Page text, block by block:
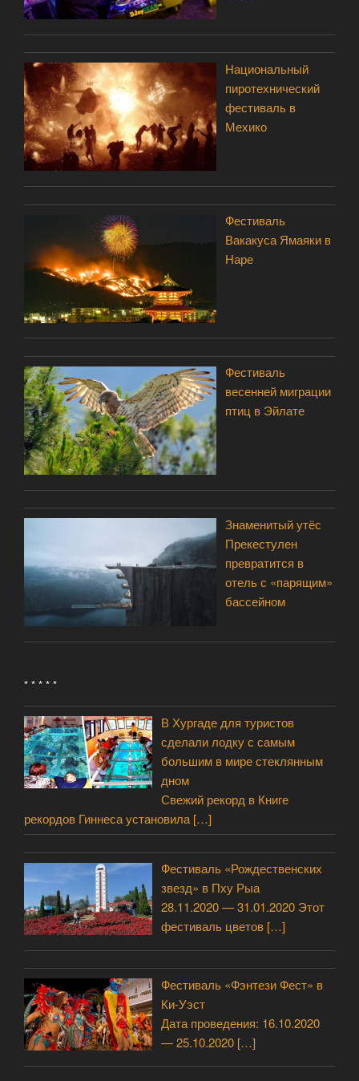
Национальный
пиротехнический
фестиваль в
Мехико
Фестиваль
Вакакуса Ямаяки в
Наре
Фестиваль
весенней миграции
птиц в Эйлате
Знаменитый утёс
Прекестулен
превратится в
отель с «парящим»
бассейном
* * * * *
В Хургаде для туристов
сделали лодку с самым
большим в мире стеклянным
дном
Свежий рекорд в Книге
рекордов Гиннеса установила […]
Фестиваль «Рождественских
звезд» в Пху Рыа
28.11.2020 — 31.01.2020 Этот
фестиваль цветов […]
Фестиваль «Фэнтези Фест» в
Ки-Уэст
Дата проведения: 16.10.2020
— 25.10.2020 […]